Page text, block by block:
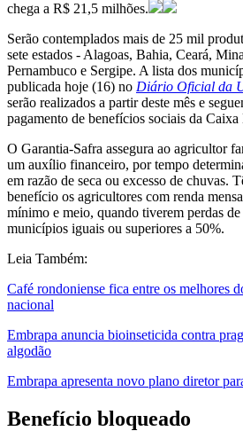
chega a R$ 21,5 milhões.
Serão contemplados mais de 25 mil
sete estados - Alagoas, Bahia, Ceará,
Pernambuco e Sergipe. A lista dos
publicada hoje (16) no Diário Oficial da
serão realizados a partir deste mês e
pagamento de benefícios sociais da
O Garantia-Safra assegura ao agricultor
um auxílio financeiro, por tempo
em razão de seca ou excesso de chuvas.
benefício os agricultores com renda
mínimo e meio, quando tiverem perdas
municípios iguais ou superiores a 50%.
Leia Também:
Café rondoniense fica entre os melhores
nacional
Embrapa anuncia bioinseticida contra
algodão
Embrapa apresenta novo plano diretor
Benefício bloqueado